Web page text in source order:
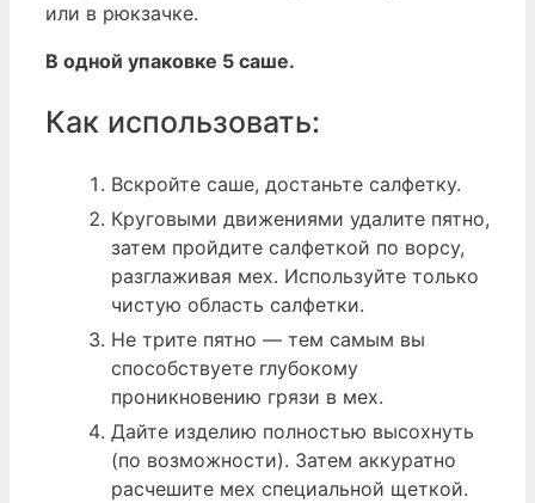
или в рюкзачке.
В одной упаковке 5 саше.
Как использовать:
Вскройте саше, достаньте салфетку.
Круговыми движениями удалите пятно,
затем пройдите салфеткой по ворсу,
разглаживая мех. Используйте только
чистую область салфетки.
Не трите пятно — тем самым вы
способствуете глубокому
проникновению грязи в мех.
Дайте изделию полностью высохнуть
(по возможности). Затем аккуратно
расчешите мех специальной щеткой.